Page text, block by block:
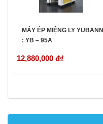
MÁY ÉP MIỆNG LY YUBANN
: YB – 95A
12,880,000 đ₫